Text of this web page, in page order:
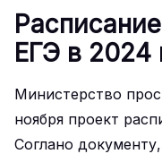
ЕГЭ в 2024
Министерство
ноября проект
Соглано